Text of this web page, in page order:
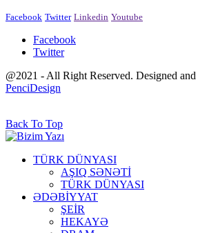
Facebook Twitter Linkedin Youtube
Facebook
Twitter
@2021 - All Right Reserved. Designed
PenciDesign
Back To Top
TÜRK DÜNYASI
AŞIQ SƏNƏTİ
TÜRK DÜNYASI
ƏDƏBİYYAT
ŞEİR
HEKAYƏ